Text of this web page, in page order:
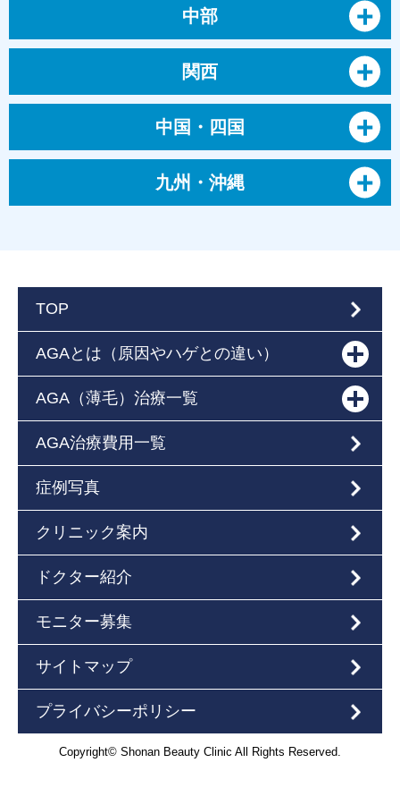
中部
関西
中国・四国
九州・沖縄
TOP
AGAとは（原因やハゲとの違い）
AGA（薄毛）治療一覧
AGA治療費用一覧
症例写真
クリニック案内
ドクター紹介
モニター募集
サイトマップ
プライバシーポリシー
Copyright© Shonan Beauty Clinic All Rights Reserved.